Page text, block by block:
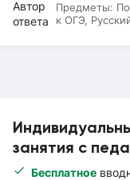
занятия с
Бесплатное
Предметы:
к ОГЭ,